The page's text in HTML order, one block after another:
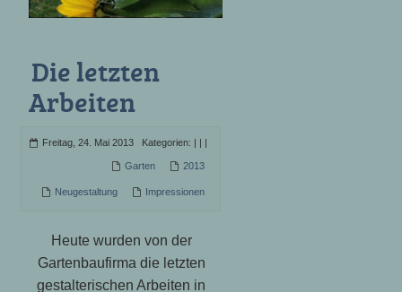
Die letzten
Arbeiten
Freitag, 24. Mai 2013 Kategorien:
2013
Garten
Impressionen
Neugestaltung
Heute wurden von der
Gartenbaufirma die letzten
gestalterischen Arbeiten in